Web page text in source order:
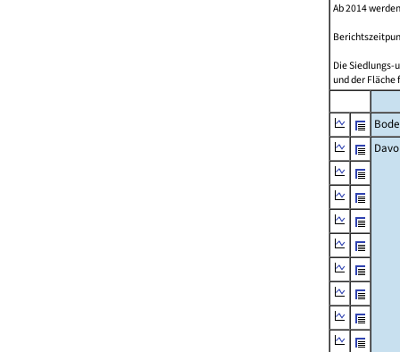
Ab 2014
Die Siedlungs-
und der Fläche